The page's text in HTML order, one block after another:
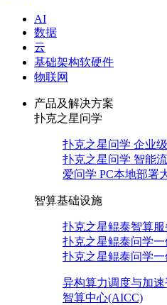
AI
数据
云
基础架构软硬件
物联网
产品及解决方案
扑克之星问学
扑克之星问学 企业
扑克之星问学 智能
爱问学 PC本地部署
智算基础设施
扑克之星鲲泰智算服
扑克之星鲲泰问学
扑克之星鲲泰问学一
异构算力调度与加速
智算中心(AICC)